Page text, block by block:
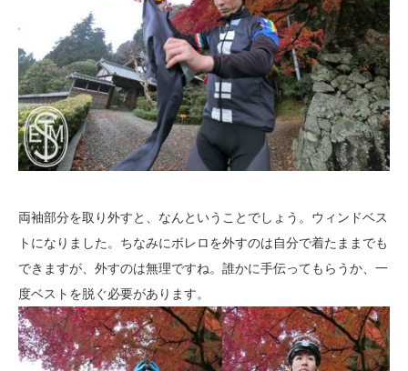
両袖部分を取り外すと、なんということでしょう。ウィンドベス
トになりました。ちなみにボレロを外すのは自分で着たままでも
できますが、外すのは無理ですね。誰かに手伝ってもらうか、一
度ベストを脱ぐ必要があります。